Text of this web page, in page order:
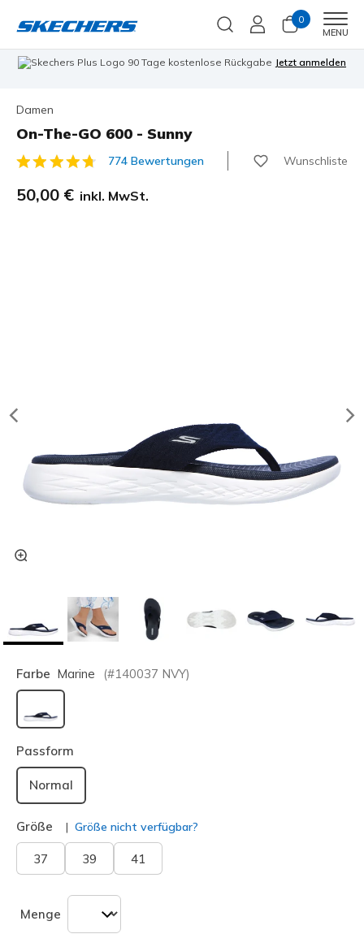
0
MENU
90 Tage kostenlose Rückgabe Jetzt anmelden
Damen
On-The-GO 600 - Sunny
3,2 von 5 Kundenbewertungen
774 Bewertungen Wunschliste
50,00 € inkl. MwSt.
Farbe Marine (#140037 NVY)
ausgewählt
Passform
Normal
Größe Größe nicht verfügbar?
37 39 41
Menge